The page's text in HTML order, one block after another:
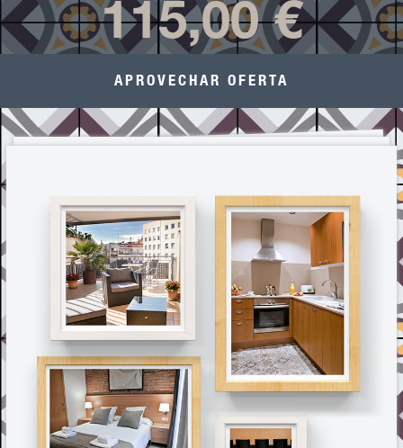
115,00 €
APROVECHAR OFERTA